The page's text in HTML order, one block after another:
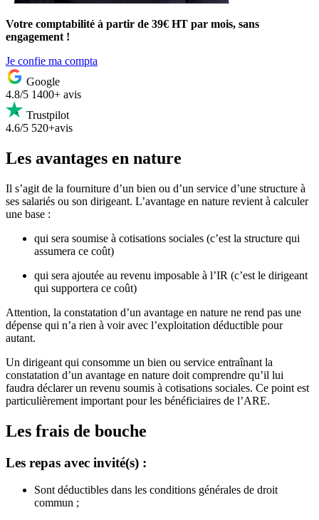
Votre comptabilité à partir de 39€ HT par mois, sans
engagement !
Je confie ma compta
Google
4.8/5 1400+ avis
Trustpilot
4.6/5 520+avis
Les avantages en nature
Il s’agit de la fourniture d’un bien ou d’un service d’une structure à
ses salariés ou son dirigeant. L’avantage en nature revient à calculer
une base :
qui sera soumise à cotisations sociales (c’est la structure qui
assumera ce coût)
qui sera ajoutée au revenu imposable à l’IR (c’est le dirigeant
qui supportera ce coût)
Attention, la constatation d’un avantage en nature ne rend pas une
dépense qui n’a rien à voir avec l’exploitation déductible pour
autant.
Un dirigeant qui consomme un bien ou service entraînant la
constatation d’un avantage en nature doit comprendre qu’il lui
faudra déclarer un revenu soumis à cotisations sociales. Ce point est
particulièrement important pour les bénéficiaires de l’ARE.
Les frais de bouche
Les repas avec invité(s) :
Sont déductibles dans les conditions générales de droit
commun ;